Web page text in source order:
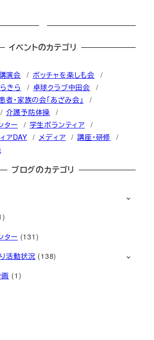
イベントのカテゴリ
演会
ボッチャを楽しも会
きら
卓球クラブ中田会
者・家族の会「あざみ会」
介護予防体操
ター
学生ボランティア
アDAY
メディア
講座・研修
ブログのカテゴリ
ター (131)
活動状況 (138)
(1)